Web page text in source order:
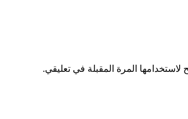
المرة المقبلة في تعليقي.